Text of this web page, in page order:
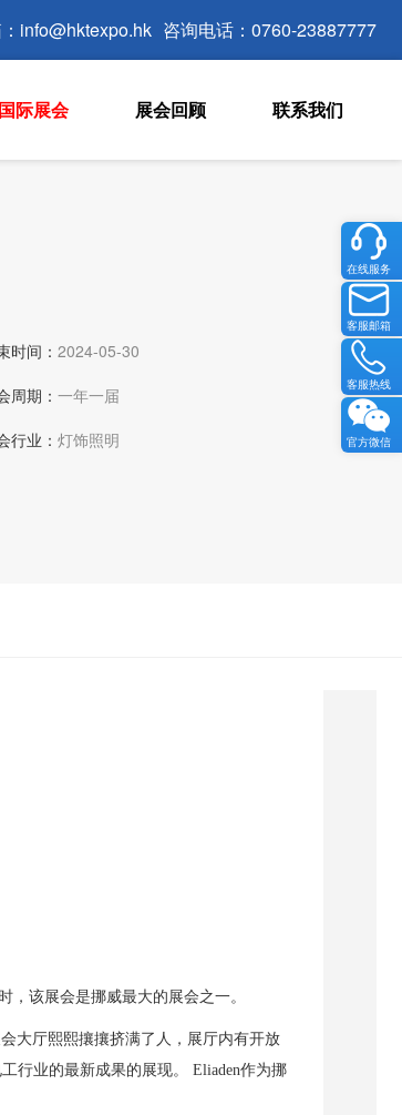
info@hktexpo.hk 咨询电话：0760-23887777
国际展会 展会回顾 联系我们
时间：2024-05-30
周期：一年一届
行业：灯饰照明
该展会是挪威最大的展会之一。
大厅熙熙攘攘挤满了人， 展厅内有开放
行业的最新成果的展现。 Eliaden作为挪
在线服务
客服邮箱
客服热线
官方微信